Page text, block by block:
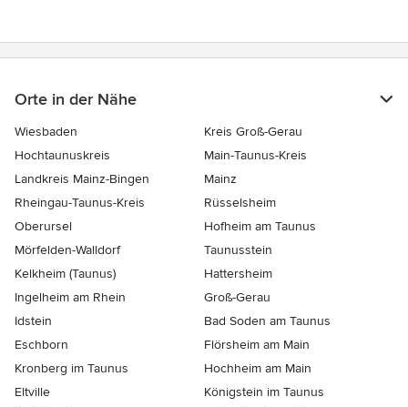
Orte in der Nähe
Wiesbaden
Kreis Groß-Gerau
Hochtaunuskreis
Main-Taunus-Kreis
Landkreis Mainz-Bingen
Mainz
Rheingau-Taunus-Kreis
Rüsselsheim
Oberursel
Hofheim am Taunus
Mörfelden-Walldorf
Taunusstein
Kelkheim (Taunus)
Hattersheim
Ingelheim am Rhein
Groß-Gerau
Idstein
Bad Soden am Taunus
Eschborn
Flörsheim am Main
Kronberg im Taunus
Hochheim am Main
Eltville
Königstein im Taunus